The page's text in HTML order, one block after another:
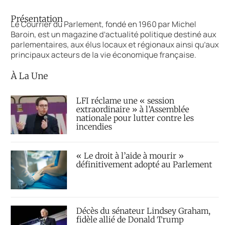
Présentation
Le Courrier du Parlement, fondé en 1960 par Michel
Baroin, est un magazine d’actualité politique destiné aux
parlementaires, aux élus locaux et régionaux ainsi qu’aux
principaux acteurs de la vie économique française.
À La Une
LFI réclame une « session
extraordinaire » à l’Assemblée
nationale pour lutter contre les
incendies
« Le droit à l’aide à mourir »
définitivement adopté au Parlement
Décès du sénateur Lindsey Graham,
fidèle allié de Donald Trump